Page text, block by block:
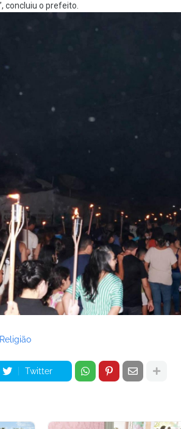
concluiu o prefeito.
Religião
Twitter